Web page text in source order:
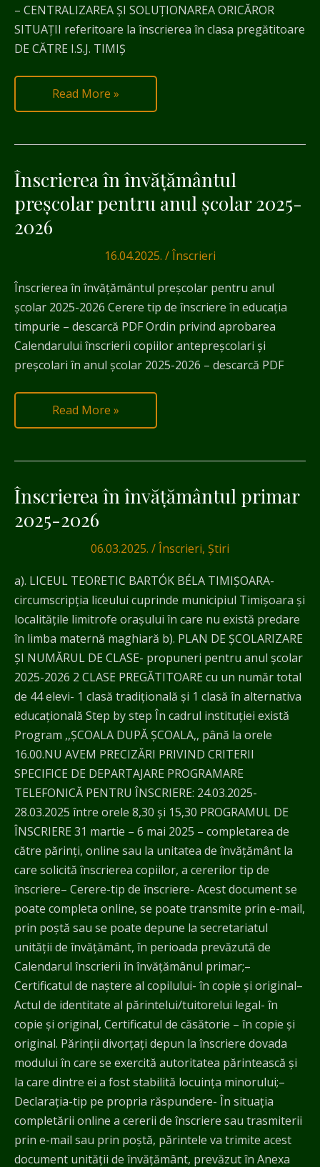
– CENTRALIZAREA ȘI SOLUŢIONAREA ORICĂROR
SITUAȚII referitoare la înscrierea în clasa pregătitoare
DE CĂTRE I.S.J. TIMIŞ
Read More »
Înscrierea în învățământul
preșcolar pentru anul școlar 2025-
2026
16.04.2025. /Înscrieri
Înscrierea în învățământul preșcolar pentru anul
școlar 2025-2026 Cerere tip de înscriere în educația
timpurie – descarcă PDF Ordin privind aprobarea
Calendarului înscrierii copiilor antepreșcolari și
preșcolari în anul școlar 2025-2026 – descarcă PDF
Înscrierea
învățământul
preșcolar
școlar
2025-
2026
Read More »
Înscrierea în învățământul primar
2025-2026
06.03.2025. /Înscrieri, Știri
a). LICEUL TEORETIC BARTÓK BÉLA TIMIŞOARA-
circumscripţia liceului cuprinde municipiul Timişoara şi
localităţile limitrofe oraşului în care nu există predare
în limba maternă maghiară b). PLAN DE ŞCOLARIZARE
ŞI NUMĂRUL DE CLASE- propuneri pentru anul şcolar
2025-2026 2 CLASE PREGĂTITOARE cu un număr total
de 44 elevi- 1 clasă tradiţională și 1 clasă în alternativa
educațională Step by step În cadrul instituției există
Program ,,ȘCOALA DUPĂ ȘCOALA,, până la orele
16.00.NU AVEM PRECIZĂRI PRIVIND CRITERII
SPECIFICE DE DEPARTAJARE PROGRAMARE
TELEFONICĂ PENTRU ÎNSCRIERE: 24.03.2025-
28.03.2025 între orele 8,30 și 15,30 PROGRAMUL DE
ÎNSCRIERE 31 martie – 6 mai 2025 – completarea de
către părinți, online sau la unitatea de învățământ la
care solicită înscrierea copiilor, a cererilor tip de
înscriere– Cerere-tip de înscriere- Acest document se
poate completa online, se poate transmite prin e-mail,
prin poștă sau se poate depune la secretariatul
unității de învățământ, în perioada prevăzută de
Calendarul înscrierii în învățămânul primar;–
Certificatul de naștere al copilului- în copie și original–
Actul de identitate al părintelui/tuitorelui legal- în
copie și original, Certificatul de căsătorie – în copie și
original. Părinții divorțați depun la înscriere dovada
modului în care se exercită autoritatea părintească și
la care dintre ei a fost stabilită locuința minorului;–
Declarația-tip pe propria răspundere- În situația
completării online a cererii de înscriere sau trasmiterii
prin e-mail sau prin poștă, părintele va trimite acest
document unității de învățământ, prevăzut în Anexa
Înscrierea
învățământul
2026